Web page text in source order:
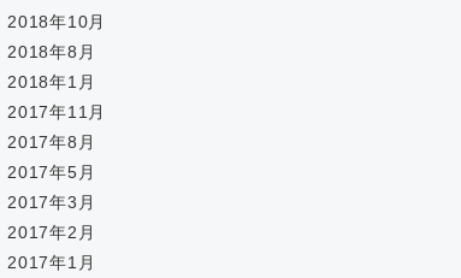
2018年10月
2018年8月
2018年1月
2017年11月
2017年8月
2017年5月
2017年3月
2017年2月
2017年1月